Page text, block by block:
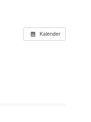
Kalender